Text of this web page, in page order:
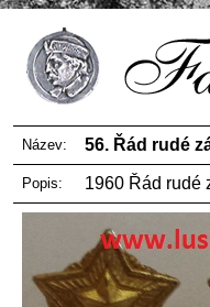
Název: 56. Řád rudé
Popis: 1960 Řád rudé